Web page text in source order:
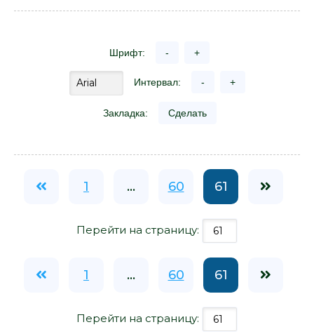
Шрифт: - +
Интервал: - +
Закладка: Сделать
1 ... 60 61
Перейти на страницу:
1 ... 60 61
Перейти на страницу: